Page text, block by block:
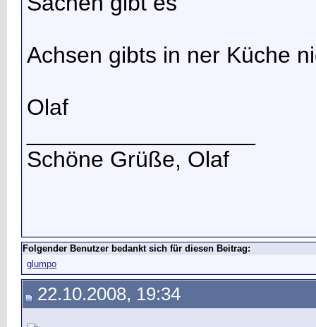
Achsen gibts in ner Küche
Olaf
Schöne Grüße, Olaf
Folgender Benutzer bedankt sich für diesen Beitrag:
glumpo
22.10.2008, 19:34